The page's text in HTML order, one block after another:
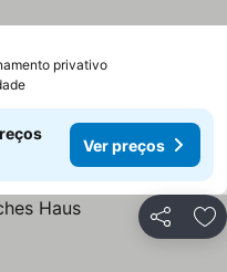
privativo
Ver preços
Partilhar